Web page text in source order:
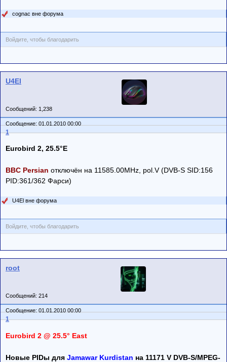
cognac вне форума
Войдите, чтобы благодарить
U4El
Сообщений: 1,238
Сообщение: 01.01.2010 00:00
1
Eurobird 2, 25.5°E
BBC Persian отключён на 11585.00MHz, pol.V (DVB-S SID:156
PID:361/362 Фарси)
U4El вне форума
Войдите, чтобы благодарить
root
Сообщений: 214
Сообщение: 01.01.2010 00:00
1
Eurobird 2 @ 25.5° East
Новые PIDы для Jamawar Kurdistan на 11171 V DVB-S/MPEG-